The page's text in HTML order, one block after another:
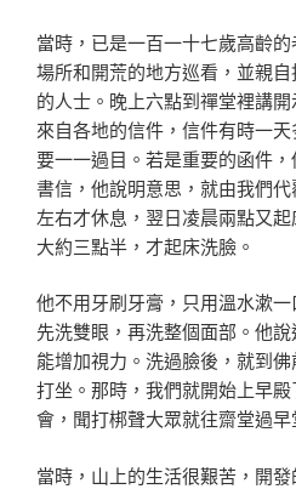
當時，已是一百一十七歲高齡
場所和開荒的地方巡看，並親
的人士。晚上六點到禪堂裡講
來自各地的信件，信件有時一
要一一過目。若是重要的函件
書信， 他說明意思，就由我們
左右才休息，翌日凌晨兩點又
大約三點半 ，才起床洗臉。
他不用牙刷牙膏，只用溫水漱
先洗雙眼，再洗整個面部。他
能增加視力。洗過臉後，就到
打坐。那時，我們就開始上早
會，聞打梆聲大眾就往齋堂過早
當時，山上的生活很艱苦，開